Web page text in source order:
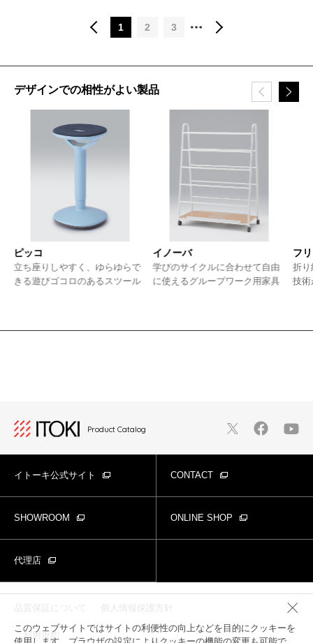
1 2 3
デザインでの相性がよい製品
ピッコ
立ち座りしやすく、ゆらゆらで
きる遊びゴコロのあるスツール
イノーバ
学びのサイクルに合わせて自由
に使えるグループワーク用家具
フ
折り
技術
Product Catalog
イトーキ公式サイト CONTACT
SHOWROOM ONLINE SHOP
代理店
品質保証について 個人情報保護方針
ご利用規約
このウェブサイトではサイトの利便性の向上などを目的にクッキーを
使用します。ブラウザの設定によりクッキーの機能の変更も可能で